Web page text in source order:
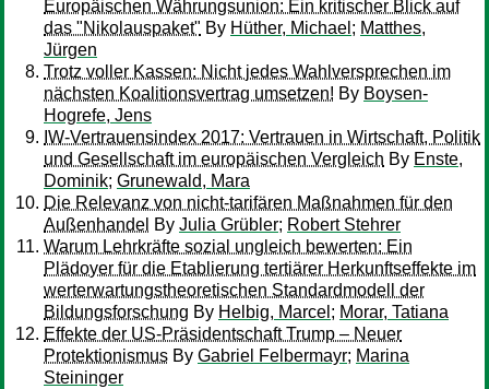
Europäischen Währungsunion: Ein kritischer Blick auf
das "Nikolauspaket" By Hüther, Michael ; Matthes,
Jürgen
Trotz voller Kassen: Nicht jedes Wahlversprechen im
nächsten Koalitionsvertrag umsetzen! By Boysen-
Hogrefe, Jens
IW-Vertrauensindex 2017: Vertrauen in Wirtschaft, Politik
und Gesellschaft im europäischen Vergleich By Enste,
Dominik; Grunewald, Mara
Die Relevanz von nicht-tarifären Maßnahmen für den
Außenhandel By Julia Grübler; Robert Stehrer
Warum Lehrkräfte sozial ungleich bewerten: Ein
Plädoyer für die Etablierung tertiärer Herkunftseffekte im
werterwartungstheoretischen Standardmodell der
Bildungsforschung By Helbig, Marcel ; Morar, Tatiana
Effekte der US-Präsidentschaft Trump – Neuer
Protektionismus By Gabriel Felbermayr; Marina
Steininger